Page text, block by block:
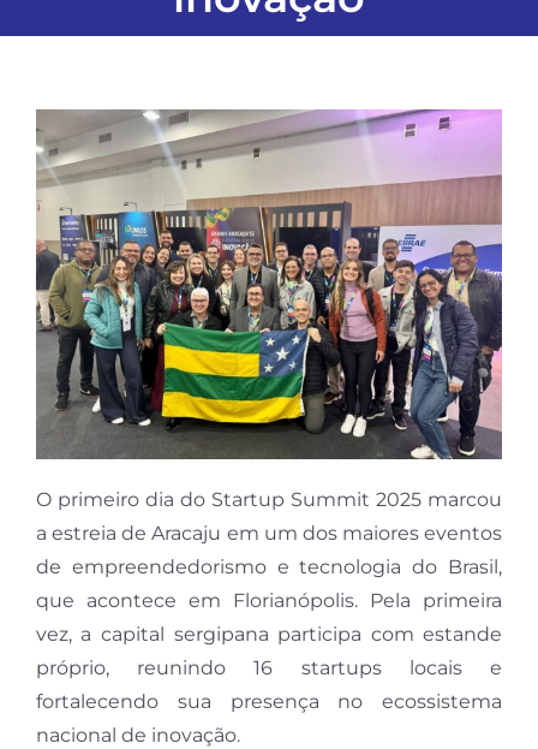
O primeiro dia do Startup Summit 2025 marcou
a estreia de Aracaju em um dos maiores eventos
de empreendedorismo e tecnologia do Brasil,
que acontece em Florianópolis. Pela primeira
vez, a capital sergipana participa com estande
próprio, reunindo 16 startups locais e
fortalecendo sua presença no ecossistema
nacional de inovação.